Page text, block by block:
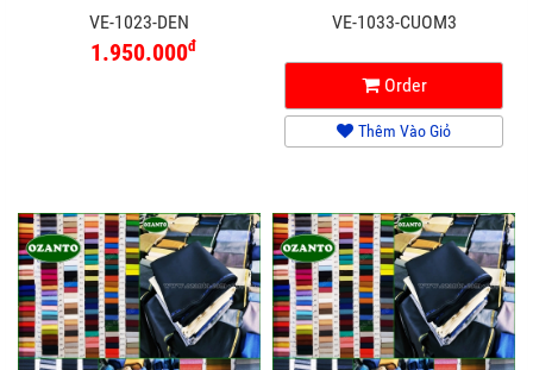
VE-1023-DEN
1.950.000đ
VE-1033-CUOM3
Order
Thêm Vào Giỏ